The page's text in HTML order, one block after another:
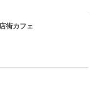
街カフェ